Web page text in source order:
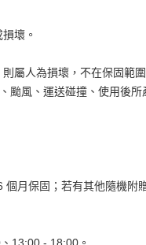
壞。
屬人為損壞，不在保固範圍
風、運送碰撞、使用後
月保固；若有其他隨機附